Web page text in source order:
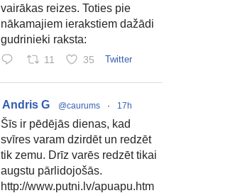
vairākas reizes. Toties pie
nākamajiem ierakstiem dažādi
gudrinieki raksta:
11 35 Twitter
Andris G @caurums · 17h
Šīs ir pēdējās dienas, kad
svīres varam dzirdēt un redzēt
tik zemu. Drīz varēs redzēt tikai
augstu pārlidojošās.
http://www.putni.lv/apuapu.htm